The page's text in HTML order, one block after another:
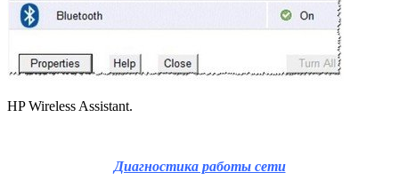
HP Wireless Assistant.
Диагностика работы сети